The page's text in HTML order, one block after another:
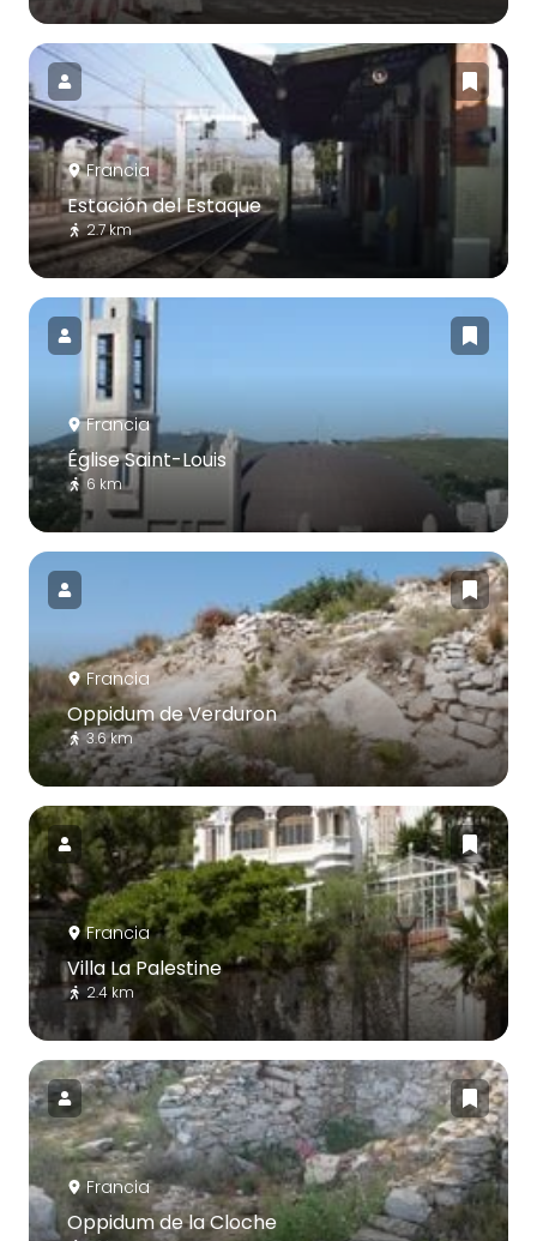
Francia
Estación del Estaque
2.7 km
Francia
Église Saint-Louis
6 km
Francia
Oppidum de Verduron
3.6 km
Francia
Villa La Palestine
2.4 km
Francia
Oppidum de la Cloche